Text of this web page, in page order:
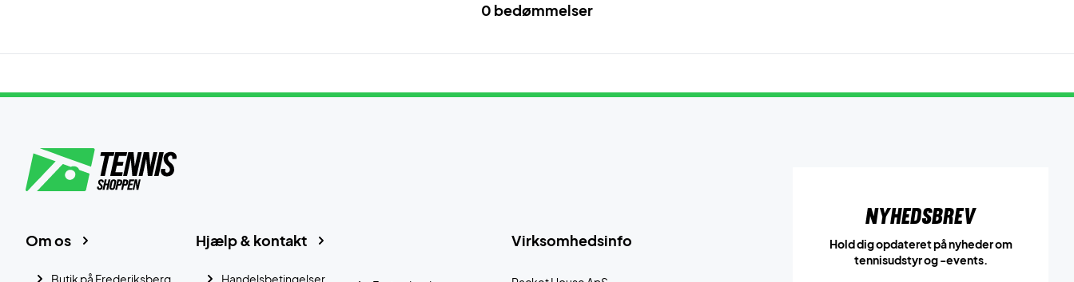
0 bedømmelser
Virksomhedsinfo
Hjælp & kontakt
Handelsbetingelser
Om os
Butik på Frederiksberg
Nyhedsbrev
Hold dig opdateret på nyheder om
tennisudstyr og -events.